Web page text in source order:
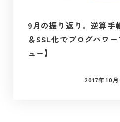
9月の振り返り。逆算手
＆SSL化でブログパワ
ュー】
投稿日
2017年10月